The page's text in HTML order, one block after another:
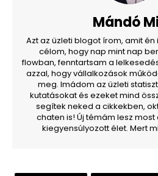
Mándó
Azt az üzleti blogot írom, amit én
célom, hogy nap mint nap
flowban, fenntartsam a
azzal, hogy vállalkozások
meg. Imádom az üzleti
kutatásokat és ezeket mind
segítek neked a cikkekben,
chaten is! Új témám lesz
kiegyensúlyozott élet. Mert